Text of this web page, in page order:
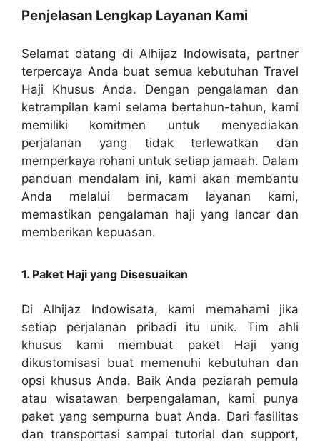
Penjelasan Lengkap Layanan Kami
Selamat datang di Alhijaz Indowisata, partner
terpercaya Anda buat semua kebutuhan Travel
Haji Khusus Anda. Dengan pengalaman dan
ketrampilan kami selama bertahun-tahun, kami
memiliki komitmen untuk menyediakan
perjalanan yang tidak terlewatkan dan
memperkaya rohani untuk setiap jamaah. Dalam
panduan mendalam ini, kami akan membantu
Anda melalui bermacam layanan kami,
memastikan pengalaman haji yang lancar dan
memberikan kepuasan.
1. Paket Haji yang Disesuaikan
Di Alhijaz Indowisata, kami memahami jika
setiap perjalanan pribadi itu unik. Tim ahli
khusus kami membuat paket Haji yang
dikustomisasi buat memenuhi kebutuhan dan
opsi khusus Anda. Baik Anda peziarah pemula
atau wisatawan berpengalaman, kami punya
paket yang sempurna buat Anda. Dari fasilitas
dan transportasi sampai tutorial dan support,